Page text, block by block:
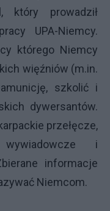
który prowadził
UPA-Niemcy.
którego Niemcy
więźniów (m.in.
szkolić i
dywersantów.
przełęcze,
wywiadowcze i
informacje
Niemcom.